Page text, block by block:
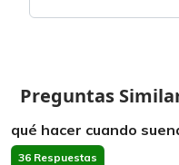
Preguntas
qué hacer cuando
36 Respuestas